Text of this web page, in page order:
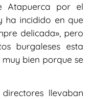
Atapuerca por el
ha incidido en que
delicada», pero
burgaleses esta
bien porque se
llevaban